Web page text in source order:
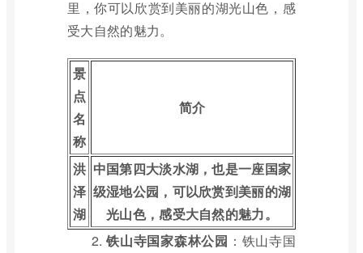
里，你可以欣赏到美丽的湖光山色，感
受大自然的魅力。
景
点
名
称
简介
洪
泽
湖
中国第四大淡水湖，也是一座国家
级湿地公园，可以欣赏到美丽的湖
光山色，感受大自然的魅力。
2.铁山寺国家森林公园 ：铁山寺国